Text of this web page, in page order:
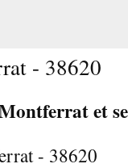
- 38620
et
- 38620